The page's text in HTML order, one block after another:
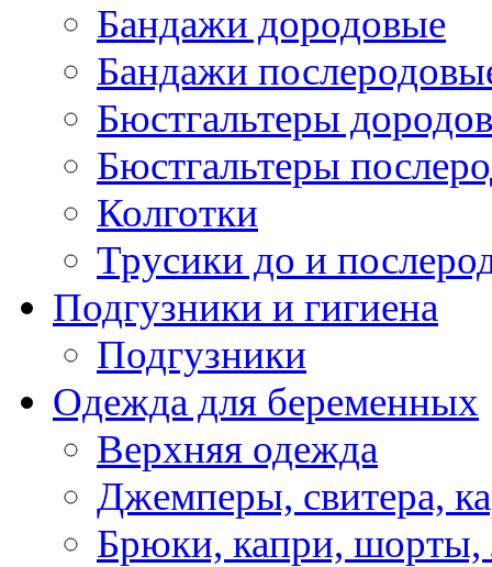
Бандажи дородовые
Бандажи
Бюстгальтеры
Бюстгальтеры
Колготки
Трусики до и
Подгузники и гигиена
Подгузники
Одежда для беременных
Верхняя одежда
Джемперы, свитера,
Брюки, капри, шорты,